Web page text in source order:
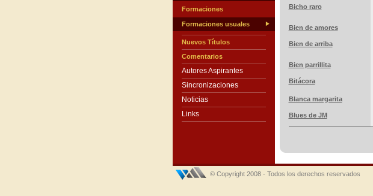
Formaciones
Formaciones usuales
Nuevos Títulos
Comentarios
Autores Aspirantes
Sincronizaciones
Noticias
Links
Bicho raro
Bien de amores
Bien de arriba
Bien parrillita
Bitácora
Blanca margarita
Blues de JM
© Copyright 2008 - Todos los derechos reservados